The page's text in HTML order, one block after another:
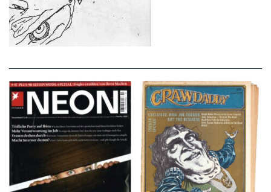
NEON – OKTOBER
2008
Crawdaddy – June/11/72